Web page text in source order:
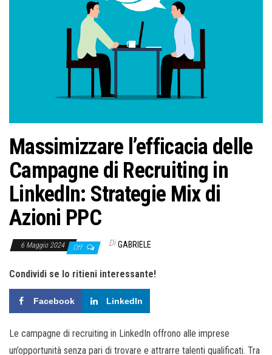
Massimizzare l’efficacia delle
Campagne di Recruiting in
LinkedIn: Strategie Mix di
Azioni PPC
6 Maggio 2024 Off Di GABRIELE
Condividi se lo ritieni interessante!
Facebook LinkedIn
Le campagne di recruiting in LinkedIn offrono alle imprese
un’opportunità senza pari di trovare e attrarre talenti qualificati. Tra